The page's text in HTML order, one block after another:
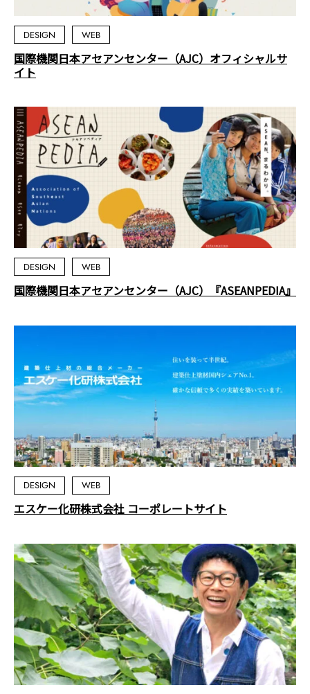
DESIGN WEB
国際機関日本アセアンセンター（AJC）オフィシャルサ
イト
DESIGN WEB
国際機関日本アセアンセンター（AJC）『ASEANPEDIA』
DESIGN WEB
エスケー化研株式会社 コーポレートサイト